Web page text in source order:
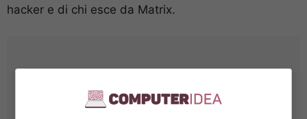
hacker e di chi esce da Matrix.